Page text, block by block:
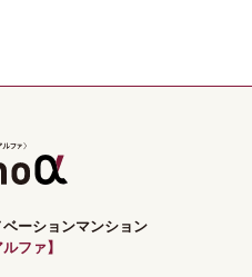
ーションマンション
ファ】